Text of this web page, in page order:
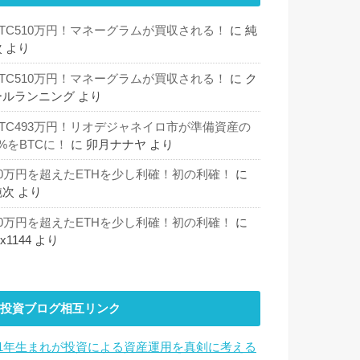
万円！マネーグラムが買収される！ に 純
より
万円！マネーグラムが買収される！ に ク
ルランニング より
万円！リオデジャネイロ市が準備資産の
をBTCに！
に 卯月ナナヤ より
万円を超えたETHを少し利確！初の利確！
に
より
万円を超えたETHを少し利確！初の利確！
に
より
投資ブログ相互リンク
年生まれが投資による資産運用を真剣に考える